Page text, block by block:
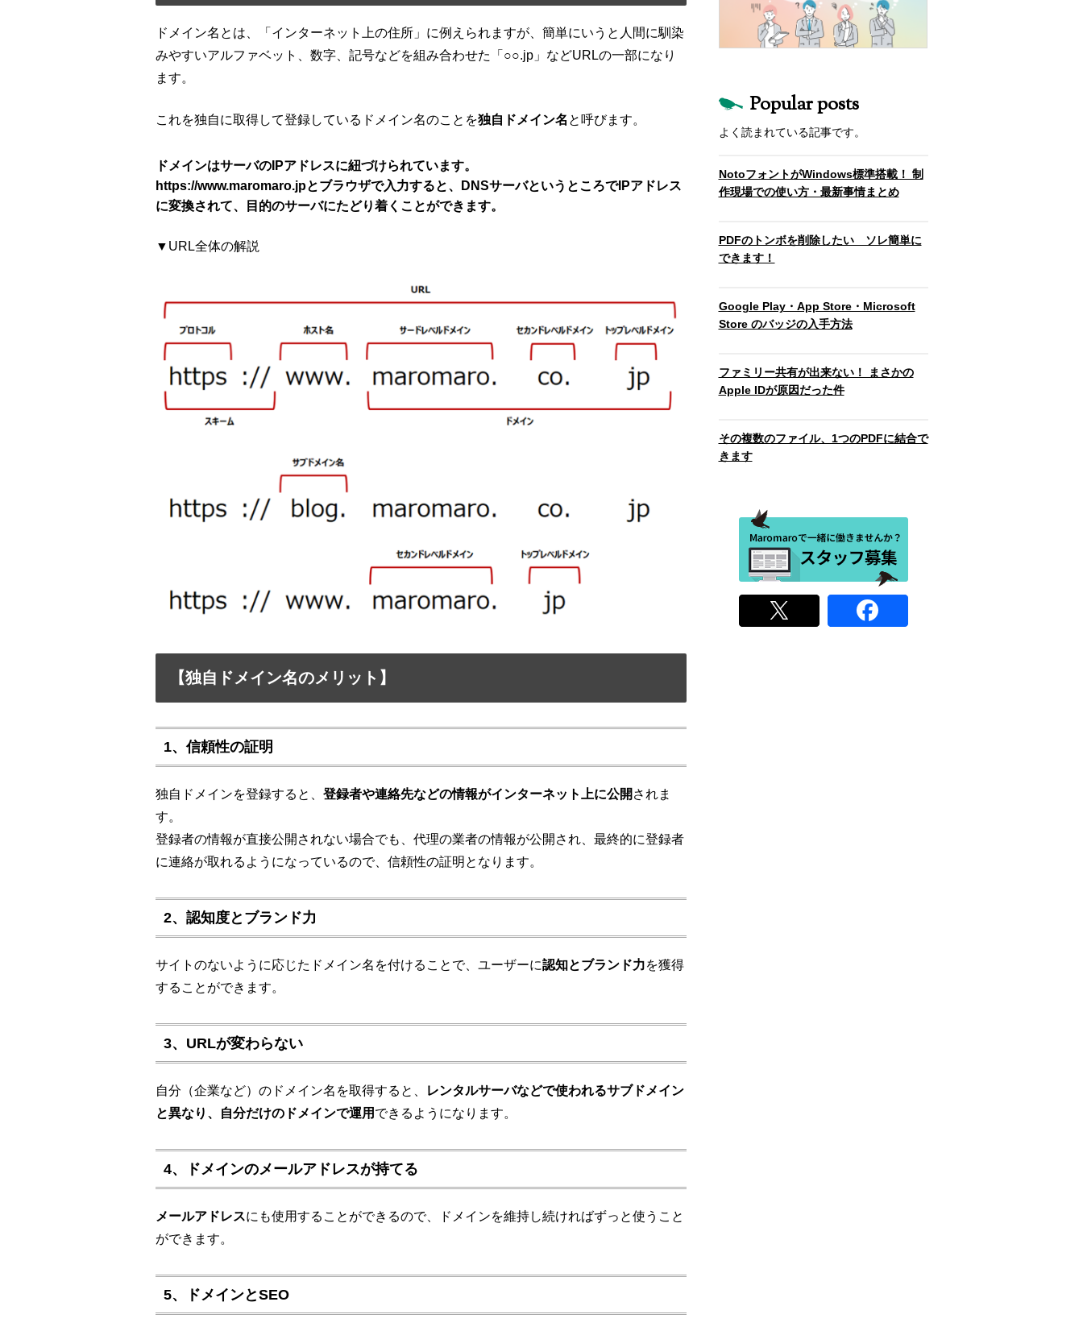
ドメイン名とは、「インターネット上の住所」に例えられますが、簡単にいうと人間に馴染
みやすいアルファベット、数字、記号などを組み合わせた「○○.jp」などURLの一部になり
ます。
これを独自に取得して登録しているドメイン名のことを独自ドメイン名 と呼びます。
ドメインはサーバのIPアドレスに紐づけられています。
https://www.maromaro.jpとブラウザで入力すると、DNSサーバというところでIPアドレス
に変換されて、目的のサーバにたどり着くことができます。
▼URL全体の解説
【独自ドメイン名のメリット】
1、信頼性の証明
独自ドメインを登録すると、 登録者や連絡先などの情報がインターネット上に公開 されま
す。
登録者の情報が直接公開されない場合でも、代理の業者の情報が公開され、最終的に登録者
に連絡が取れるようになっているので、信頼性の証明となります。
2、認知度とブランド力
サイトのないように応じたドメイン名を付けることで、ユーザーに認知とブランド力を獲得
することができます。
3、URLが変わらない
自分（企業など）のドメイン名を取得すると、
レンタルサーバなどで使われるサブドメイン
と異なり、自分だけのドメインで運用 できるようになります。
4、ドメインのメールアドレスが持てる
メールアドレスにも使用することができるので、ドメインを維持し続ければずっと使うこと
ができます。
5、ドメインとSEO
Popular posts
よく読まれている記事です。
NotoフォントがWindows標準搭載！ 制
作現場での使い方・最新事情まとめ
PDFのトンボを削除したい ソレ簡単に
できます！
Google Play・App Store・Microsoft
Store のバッジの入手方法
ファミリー共有が出来ない！ まさかの
Apple IDが原因だった件
その複数のファイル、1つのPDFに結合で
きます